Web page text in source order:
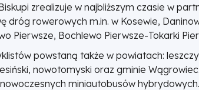
zrealizuje w najbliższym czasie w
dróg rowerowych m.in. w Kosewie,
Pierwsze, Bochlewo Pierwsze-Tokarki
powstaną także w powiatach:
nowotomyski oraz gminie
miniautobusów